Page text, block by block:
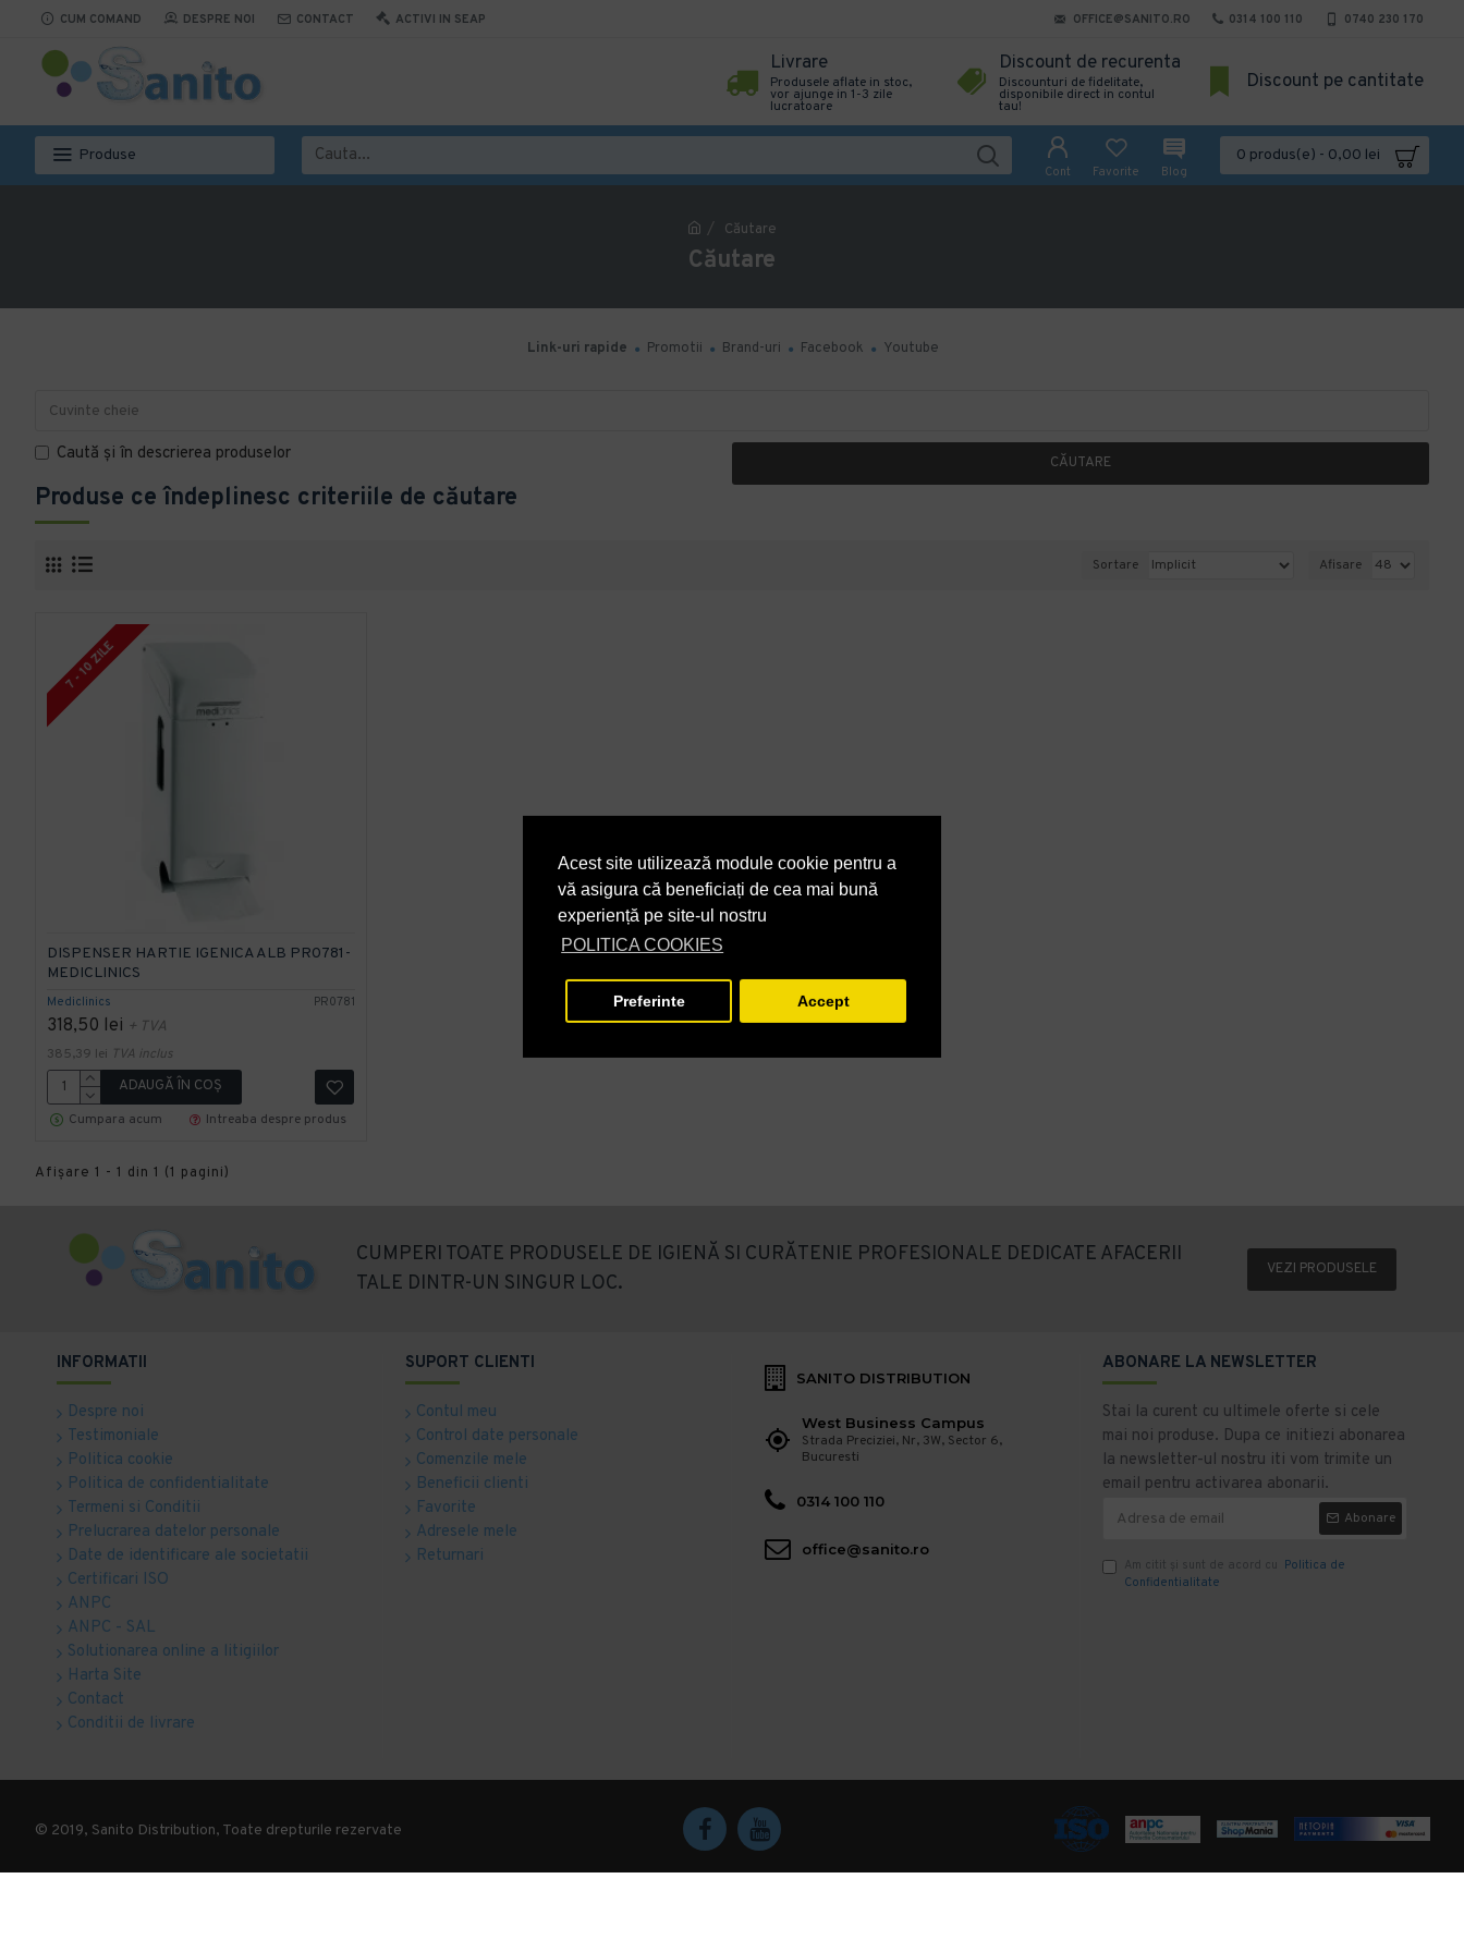
Acest site utilizează module cookie pentru a
vă asigura că beneficiați de cea mai bună
experiență pe site-ul nostru
POLITICA COOKIES
Preferinte Accept
CUM COMAND DESPRE NOI CONTACT ACTIVI IN SEAP OFFICE@SANITO.RO 0314 100 110 0740 230 170
Livrare
Produsele aflate in stoc,
vor ajunge in 1-3 zile
lucratoare
Discount de recurenta
Discounturi de fidelitate,
disponibile direct in contul
tau!
Discount pe cantitate
Produse
Cont Favorite Blog
0 produs(e) - 0,00 lei
Căutare
Căutare
Link-uri rapide Promotii Brand-uri Facebook Youtube
Caută și în descrierea produselor CĂUTARE
Produse ce îndeplinesc criteriile de căutare
Sortare Afisare
7 - 10 ZILE
Mediclinics PR0781
DISPENSER HARTIE IGENICA ALB PR0781-
MEDICLINICS
318,50 lei + TVA
385,39 lei TVA inclus
ADAUGĂ ÎN COŞ
Cumpara acum
Intreaba despre produs
Afişare 1 - 1 din 1 (1 pagini)
CUMPERI TOATE PRODUSELE DE IGIENĂ SI CURĂTENIE PROFESIONALE DEDICATE AFACERII
TALE DINTR-UN SINGUR LOC.
VEZI PRODUSELE
INFORMATII
Despre noi
Testimoniale
Politica cookie
Politica de confidentialitate
Termeni si Conditii
Prelucrarea datelor personale
Date de identificare ale societatii
Certificari ISO
ANPC
ANPC - SAL
Solutionarea online a litigiilor
Harta Site
Contact
Conditii de livrare
SUPORT CLIENTI
Contul meu
Control date personale
Comenzile mele
Beneficii clienti
Favorite
Adresele mele
Returnari
SANITO DISTRIBUTION
West Business Campus
Strada Preciziei, Nr, 3W, Sector 6,
Bucuresti
0314 100 110
office@sanito.ro
ABONARE LA NEWSLETTER
Stai la curent cu ultimele oferte si cele
mai noi produse. Dupa ce initiezi abonarea
la newsletter-ul nostru iti vom trimite un
email pentru activarea abonarii.
Abonare
Am citit şi sunt de acord cu Politica de
Confidentialitate
© 2019, Sanito Distribution, Toate drepturile rezervate